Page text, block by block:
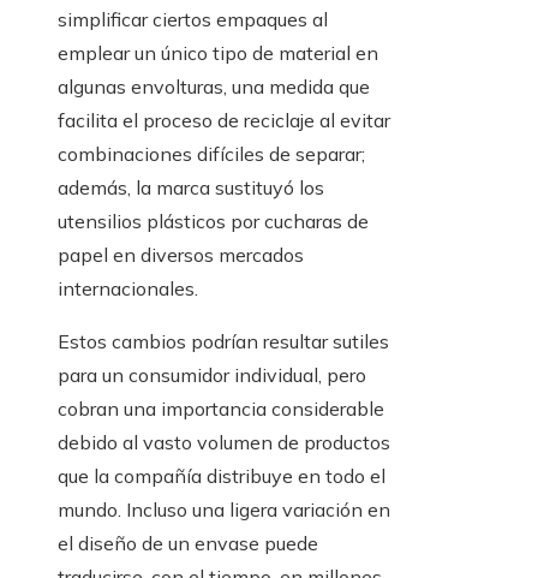
simplificar ciertos empaques al
emplear un único tipo de material en
algunas envolturas, una medida que
facilita el proceso de reciclaje al evitar
combinaciones difíciles de separar;
además, la marca sustituyó los
utensilios plásticos por cucharas de
papel en diversos mercados
internacionales.
Estos cambios podrían resultar sutiles
para un consumidor individual, pero
cobran una importancia considerable
debido al vasto volumen de productos
que la compañía distribuye en todo el
mundo. Incluso una ligera variación en
el diseño de un envase puede